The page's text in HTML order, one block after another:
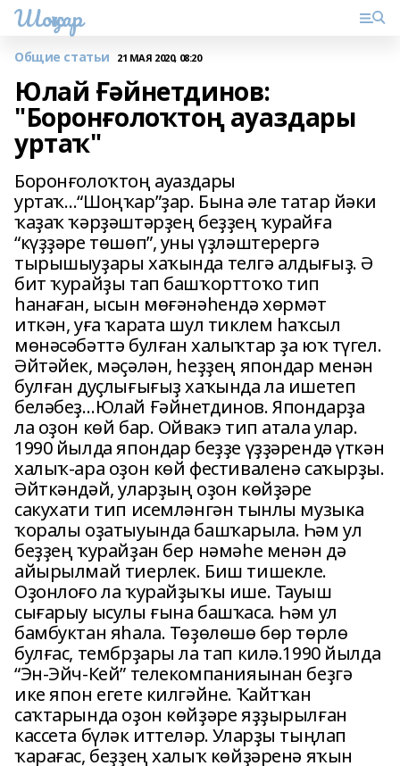
Шоңҡар
Общие статьи 21 МАЯ 2020, 08:20
Юлай Ғәйнетдинов:
"Боронғолоҡтоң ауаздары
уртаҡ"
Боронғолоҡтоң ауаздары
уртаҡ…“Шоңҡар”ҙар. Бына әле татар йәки
ҡаҙаҡ ҡәрҙәштәрҙең беҙҙең ҡурайға
“күҙҙәре төшөп”, уны үҙләштерергә
тырышыуҙары хаҡында телгә алдығыҙ. Ә
бит ҡурайҙы тап башҡорттоҡо тип
һанаған, ысын мөғәнәһендә хөрмәт
иткән, уға ҡарата шул тиклем һаҡсыл
мөнәсәбәттә булған халыҡтар ҙа юҡ түгел.
Әйтәйек, мәҫәлән, һеҙҙең япондар менән
булған дуҫлығығыҙ хаҡында ла ишетеп
беләбеҙ…Юлай Ғәйнетдинов. Япондарҙа
ла оҙон көй бар. Ойвакэ тип атала улар.
1990 йылда япондар беҙҙе үҙҙәрендә үткән
халыҡ-ара оҙон көй фестиваленә саҡырҙы.
Әйткәндәй, уларҙың оҙон көйҙәре
сакухати тип исемләнгән тынлы музыка
ҡоралы оҙатыуында башҡарыла. Һәм ул
беҙҙең ҡурайҙан бер нәмәһе менән дә
айырылмай тиерлек. Биш тишекле.
Оҙонлоғо ла ҡурайҙыҡы ише. Тауыш
сығарыу ысулы ғына башҡаса. Һәм ул
бамбуктан яһала. Төҙөлөшө бөр төрлө
булғас, тембрҙары ла тап килә.1990 йылда
“Эн-Эйч-Кей” телекомпанияынан беҙгә
ике япон егете килгәйне. Ҡайтҡан
саҡтарында оҙон көйҙәре яҙҙырылған
кассета бүләк иттеләр. Уларҙы тыңлап
ҡарағас, беҙҙең халыҡ көйҙәренә яҡын